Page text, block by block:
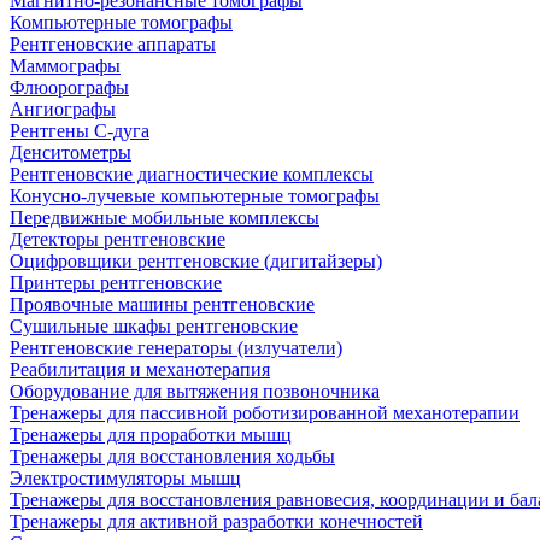
Компьютерные томографы
Рентгеновские аппараты
Маммографы
Флюорографы
Ангиографы
Рентгены С-дуга
Денситометры
Рентгеновские диагностические комплексы
Конусно-лучевые компьютерные томографы
Передвижные мобильные комплексы
Детекторы рентгеновские
Оцифровщики рентгеновские (дигитайзеры)
Принтеры рентгеновские
Проявочные машины рентгеновские
Сушильные шкафы рентгеновские
Рентгеновские генераторы (излучатели)
Реабилитация и механотерапия
Оборудование для вытяжения позвоночника
Тренажеры для пассивной роботизированной механотерапии
Тренажеры для проработки мышц
Тренажеры для восстановления ходьбы
Электростимуляторы мышц
Тренажеры для восстановления равновесия, координации и
Тренажеры для активной разработки конечностей